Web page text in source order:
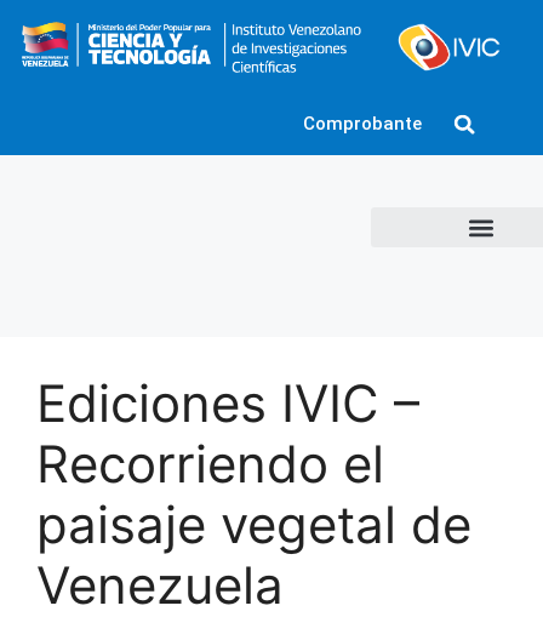
Comprobante
Ediciones IVIC –
Recorriendo el
paisaje vegetal de
Venezuela